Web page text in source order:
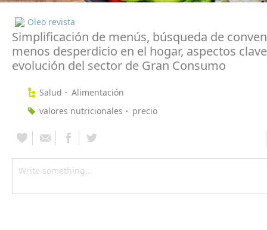
Oleo revista
Simplificación de menús, búsqueda de
menos desperdicio en el hogar, aspectos
evolución del sector de Gran Consumo
Salud
Alimentación
valores nutricionales
precio